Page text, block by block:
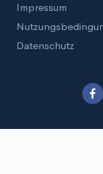
Impressum
Datenschutz